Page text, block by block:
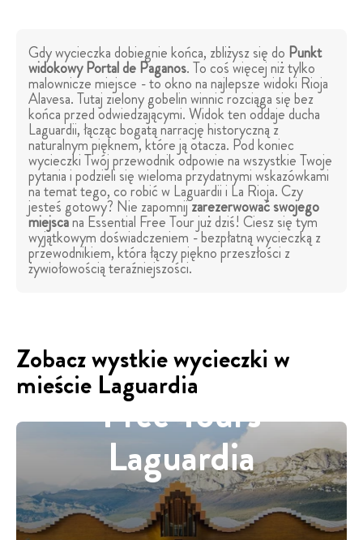
Gdy wycieczka dobiegnie końca, zbliżysz się do Punkt
widokowy Portal de Paganos. To coś więcej niż tylko
malownicze miejsce - to okno na najlepsze widoki Rioja
Alavesa. Tutaj zielony gobelin winnic rozciąga się bez
końca przed odwiedzającymi. Widok ten oddaje ducha
Laguardii, łącząc bogatą narrację historyczną z
naturalnym pięknem, które ją otacza. Pod koniec
wycieczki Twój przewodnik odpowie na wszystkie Twoje
pytania i podzieli się wieloma przydatnymi wskazówkami
na temat tego, co robić w Laguardii i La Rioja. Czy
jesteś gotowy? Nie zapomnijzarezerwować swojego
miejscana Essential Free Tour już dziś! Ciesz się tym
wyjątkowym doświadczeniem - bezpłatną wycieczką z
przewodnikiem, która łączy piękno przeszłości z
żywiołowością teraźniejszości.
Zobacz wystkie wycieczki w
mieście Laguardia
Free Tours
Laguardia